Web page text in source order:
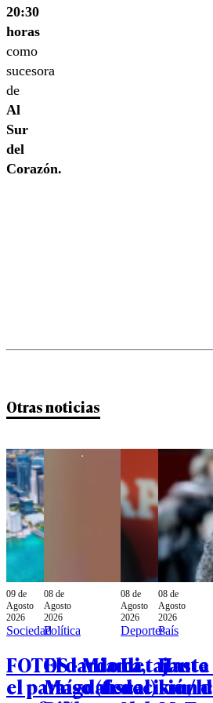
20:30
horas
como
sucesora
de
Al
Sur
del
Corazón.
Otras noticias
09 de
Agosto
2026
Sociedad
FOTOS - Miami,
el paraíso (fiscal)
08 de
Agosto
2026
Política
El dardo de
Magdalena
08 de
Agosto
2026
Deportes
La tajante
decisión
08 de
Agosto
2026
País
km/h: